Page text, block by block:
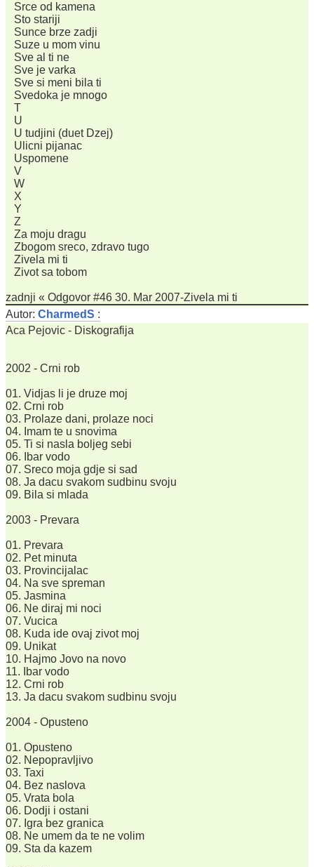
Srce od kamena
Sto stariji
Sunce brze zadji
Suze u mom vinu
Sve al ti ne
Sve je varka
Sve si meni bila ti
Svedoka je mnogo
T
U
U tudjini (duet Dzej)
Ulicni pijanac
Uspomene
V
W
X
Y
Z
Za moju dragu
Zbogom sreco, zdravo tugo
Zivela mi ti
Zivot sa tobom
zadnji « Odgovor #46 30. Mar 2007-Zivela mi ti
Autor: CharmedS :
Aca Pejovic - Diskografija
2002 - Crni rob
01. Vidjas li je druze moj
02. Crni rob
03. Prolaze dani, prolaze noci
04. Imam te u snovima
05. Ti si nasla boljeg sebi
06. Ibar vodo
07. Sreco moja gdje si sad
08. Ja dacu svakom sudbinu svoju
09. Bila si mlada
2003 - Prevara
01. Prevara
02. Pet minuta
03. Provincijalac
04. Na sve spreman
05. Jasmina
06. Ne diraj mi noci
07. Vucica
08. Kuda ide ovaj zivot moj
09. Unikat
10. Hajmo Jovo na novo
11. Ibar vodo
12. Crni rob
13. Ja dacu svakom sudbinu svoju
2004 - Opusteno
01. Opusteno
02. Nepopravljivo
03. Taxi
04. Bez naslova
05. Vrata bola
06. Dodji i ostani
07. Igra bez granica
08. Ne umem da te ne volim
09. Sta da kazem